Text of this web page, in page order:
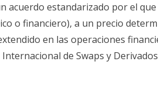
acuerdo estandarizado por el
o financiero), a un precio
en las operaciones
de Swaps y